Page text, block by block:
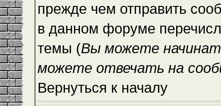
прежде чем отправить
в данном форуме
темы (Вы можете
можете отвечать на
Вернуться к началу